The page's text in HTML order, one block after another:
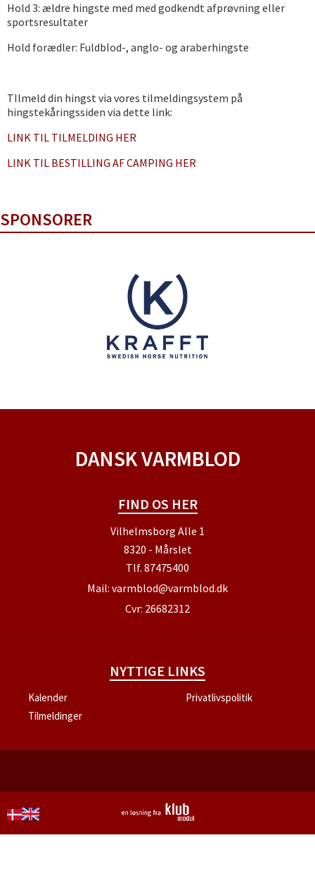
Hold 3: ældre hingste med med godkendt afprøvning eller
sportsresultater
Hold forædler: Fuldblod-, anglo- og araberhingste
TIlmeld din hingst via vores tilmeldingsystem på
hingstekåringssiden via dette link:
LINK TIL TILMELDING HER
LINK TIL BESTILLING AF CAMPING HER
SPONSORER
DANSK VARMBLOD
FIND OS HER
Vilhelmsborg Alle 1
8320 - Mårslet
Tlf. 87475400
Mail: varmblod@varmblod.dk
Cvr: 26682312
NYTTIGE LINKS
Kalender
Privatlivspolitik
Tilmeldinger